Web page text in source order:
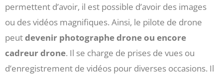
permettent d’avoir, il est possible d’avoir des images
ou des vidéos magnifiques. Ainsi, le pilote de drone
peutdevenir photographe drone ou encore
cadreur drone. Il se charge de prises de vues ou
d’enregistrement de vidéos pour diverses occasions. Il